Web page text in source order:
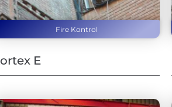
Fire Kontrol
E